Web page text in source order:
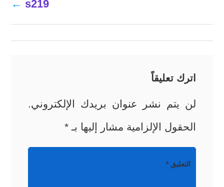
المقالات
s219
اترك تعليقاً
لن يتم نشر عنوان بريدك الإلكتروني.
الحقول الإلزامية مشار إليها بـ *
التعليق*